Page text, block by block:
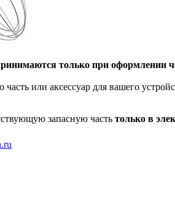
только при оформлении
или аксессуар для вашего
запасную часть только в